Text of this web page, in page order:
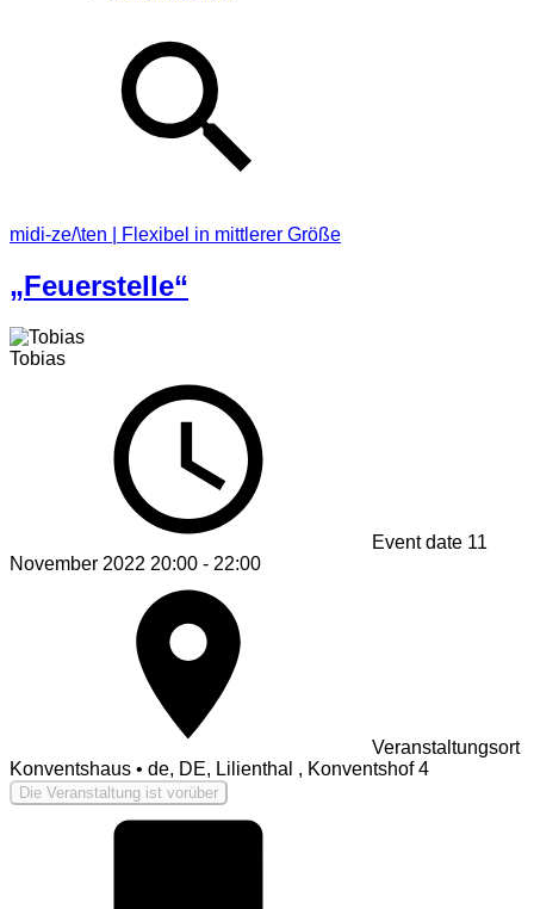
midi-ze/\ten | Flexibel in mittlerer Größe
„Feuerstelle“
Tobias
Event date 11
November 2022 20:00 - 22:00
Veranstaltungsort
Konventshaus • de, DE, Lilienthal , Konventshof 4
Die Veranstaltung ist vorüber